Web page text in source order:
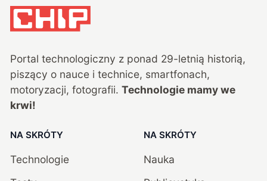
Portal technologiczny z ponad 29-letnią historią,
piszący o nauce i technice, smartfonach,
motoryzacji, fotografii. Technologie mamy we
krwi!
NA SKRÓTY
Technologie
NA SKRÓTY
Nauka